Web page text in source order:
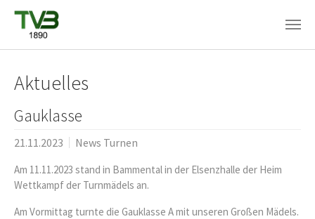
Aktuelles
Gauklasse
21.11.2023 News Turnen
Am 11.11.2023 stand in Bammental in der Elsenzhalle der Heim
Wettkampf der Turnmädels an.
Am Vormittag turnte die Gauklasse A mit unseren Großen Mädels.